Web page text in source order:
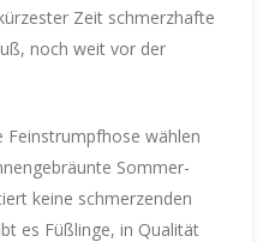
Zeit schmerzhafte
noch weit vor der
Feinstrumpfhose wählen
Sommer-
keine schmerzenden
es Füßlinge, in Qualität